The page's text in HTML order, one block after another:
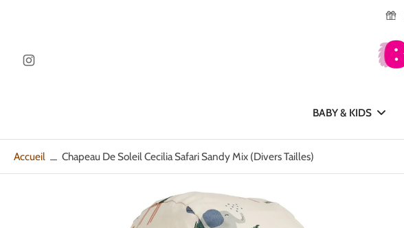
BABY & KIDS
Accueil Chapeau De Soleil Cecilia Safari Sandy Mix (divers Tailles)